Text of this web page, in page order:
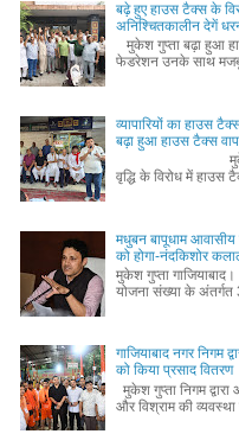
बढ़े हुए हाउस टैक्स के
अनिश्चितकालीन देगें
मुकेश गुप्ता बढ़ा हुआ
फेडरेशन उनके साथ
व्यापारियों का हाउस
बढ़ा हुआ हाउस टैक्स
मुकेश गुप्ता
वृद्धि के विरोध में हाउस
मधुबन बापूधाम
को होगा-नंदकिशोर
मुकेश गुप्ता गाजियाबाद।
योजना संख्या के
गाजियाबाद नगर निगम
को किया प्रसाद वितरण
मुकेश गुप्ता निगम
और विश्राम की व्यवस्था